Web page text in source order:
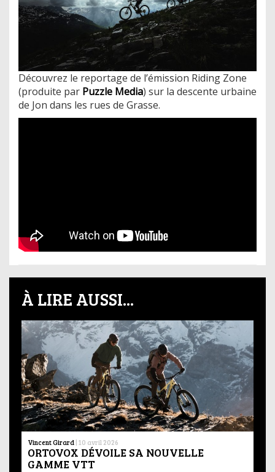
Découvrez le reportage de l’émission Riding Zone
(produite par Puzzle Media) sur la descente urbaine
de Jon dans les rues de Grasse.
À LIRE AUSSI...
Vincent Girard | 10 avril 2026
ORTOVOX DÉVOILE SA NOUVELLE
GAMME VTT